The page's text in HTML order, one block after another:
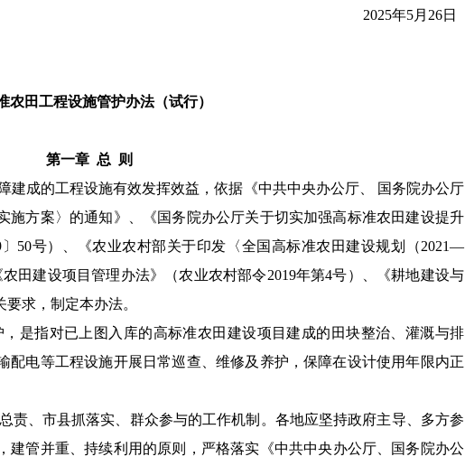
2025年5月 26日
农田工程设施管护办法（试行）
第一章 总
则
建成的工程设施有效发挥效益，依据 《中共中央办公厅、 国务院办公厅
施方案〉的通知》、
《国务院办公厅关于切实加强高标准农田建设提升
〕 50号） 《农业农村部关于印发 〈全国高标准农田建设规划（2021—
农田建设项目管理办法》 （农业农村部令2019年第4号）、
《耕地建设与
要求， 制定本办法。
，是指对已上图入库的高标准农田 建设项目建成的 田块整治、 灌溉与排
配电等工程设施开展日常巡查、维修及养护，保障在设计使用年限内正
责、市县抓落实、群众参与的工作机制。各地应坚持政府主导、 多方参
建管并重、持续利用 的原则， 严格落实《中共中央办公厅、国务院办公